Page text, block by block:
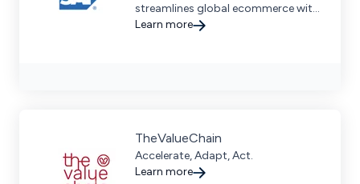
streamlines global ecommerce with
centralized order management, AI-
Learn more
TheValueChain
Accelerate, Adapt, Act.
Learn more